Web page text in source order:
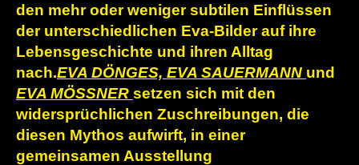
den mehr oder weniger subtilen Einflüssen
der unterschiedlichen Eva-Bilder auf ihre
Lebensgeschichte und ihren Alltag
nach.EVA DÖNGES, EVA SAUERMANN und
EVA MÖSSNER setzen sich mit den
widersprüchlichen Zuschreibungen, die
diesen Mythos aufwirft, in einer
gemeinsamen Ausstellung